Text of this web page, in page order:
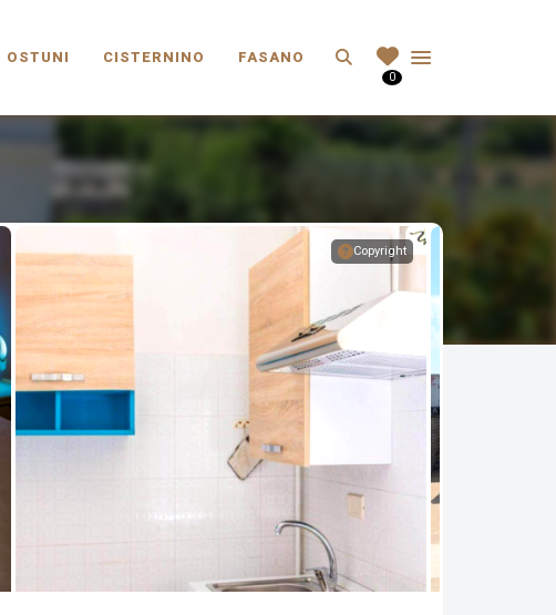
OSTUNI CISTERNINO FASANO Search
0
Copyright